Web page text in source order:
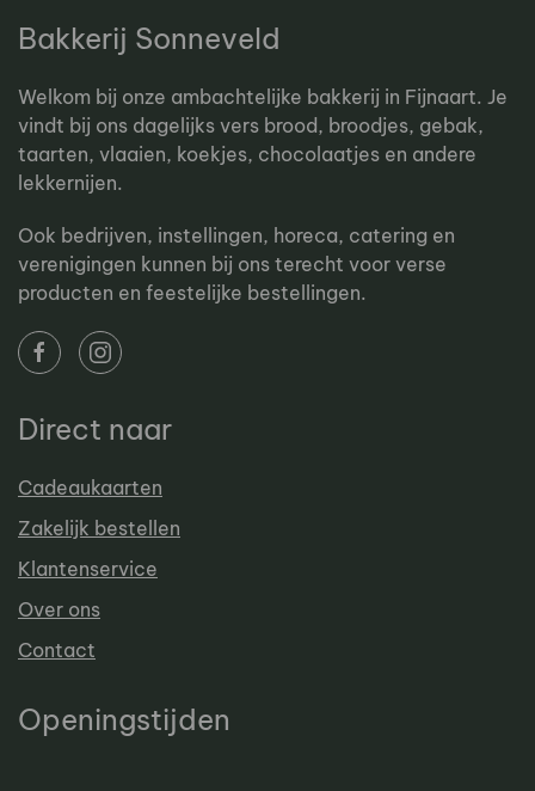
Bakkerij Sonneveld
Welkom bij onze ambachtelijke bakkerij in Fijnaart. Je
vindt bij ons dagelijks vers brood, broodjes, gebak,
taarten, vlaaien, koekjes, chocolaatjes en andere
lekkernijen.
Ook bedrijven, instellingen, horeca, catering en
verenigingen kunnen bij ons terecht voor verse
producten en feestelijke bestellingen.
Direct naar
Cadeaukaarten
Zakelijk bestellen
Klantenservice
Over ons
Contact
Openingstijden